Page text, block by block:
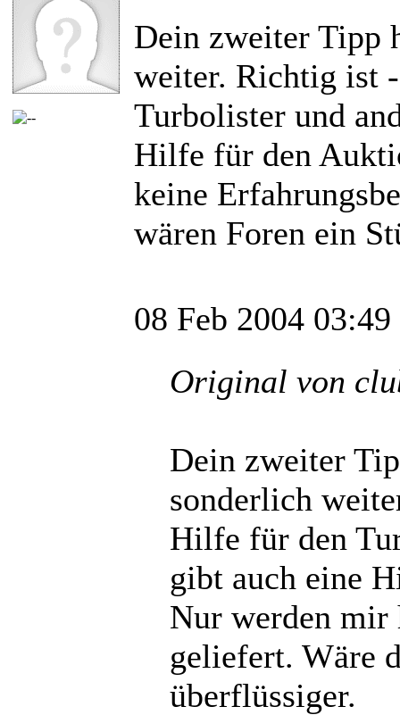
Dein zweiter Tipp
weiter. Richtig ist
Turbolister und
Hilfe für den
keine
wären Foren ein
08 Feb 2004 03:49
Original von
Dein zweiter
sonderlich
Hilfe für den
gibt auch eine
Nur werden mir
geliefert. Wäre
überflüssiger.